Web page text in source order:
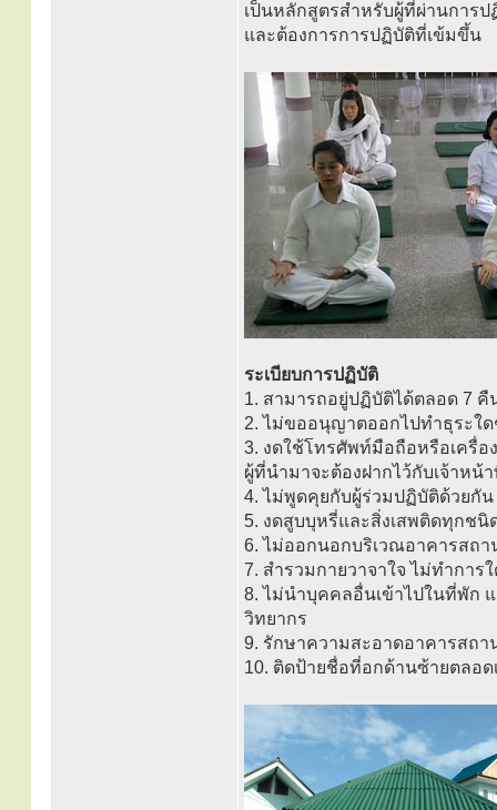
เป็นหลักสูตรสำหรับผู้ที่ผ่านการ
และต้องการการปฏิบัติที่เข้มขึ้น
ระเบียบการปฏิบัติ
1. สามารถอยู่ปฏิบัติได้ตลอด 7
2. ไม่ขออนุญาตออกไปทำธุระใ
3. งดใช้โทรศัพท์มือถือหรือเครื่
ผู้ที่นำมาจะต้องฝากไว้กับเจ้าหน้
4. ไม่พูดคุยกับผู้ร่วมปฏิบัติด้วยกัน
5. งดสูบบุหรี่และสิ่งเสพติดทุกชนิ
6. ไม่ออกนอกบริเวณอาคารสถ
7. สำรวมกายวาจาใจ ไม่ทำกา
8. ไม่นำบุคคลอื่นเข้าไปในที่พัก
วิทยากร
9. รักษาความสะอาดอาคารสถ
10. ติดป้ายชื่อที่อกด้านซ้ายตลอด